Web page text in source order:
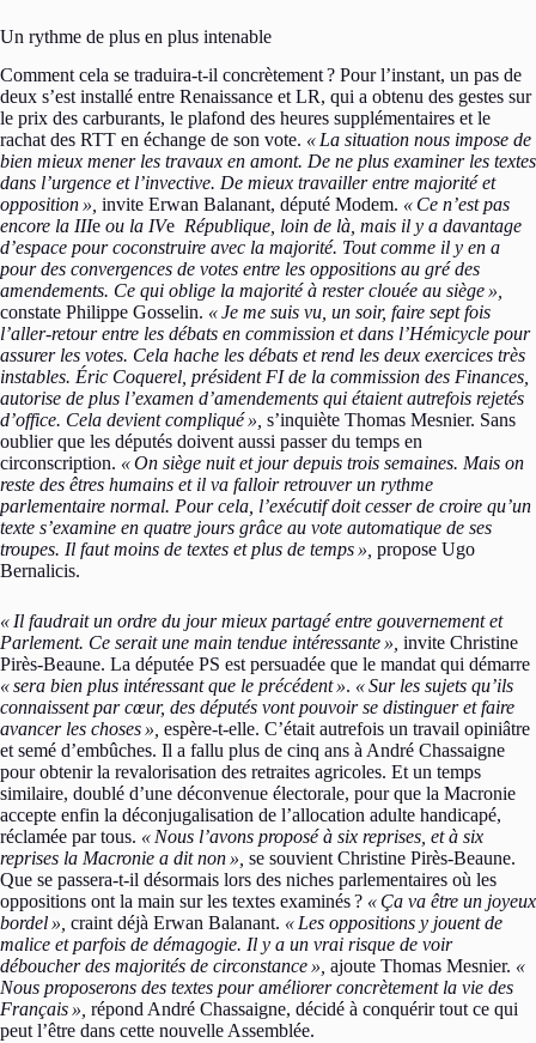
Un rythme de plus en plus intenable
Comment cela se traduira-t-il concrètement ? Pour l’instant, un pas de
deux s’est installé entre Renaissance et LR, qui a obtenu des gestes sur
le prix des carburants, le plafond des heures supplémentaires et le
rachat des RTT en échange de son vote. « La situation nous impose de
bien mieux mener les travaux en amont. De ne plus examiner les textes
dans l’urgence et l’invective. De mieux travailler entre majorité et
opposition », invite Erwan Balanant, député Modem. « Ce n’est pas
encore la IIIe ou la IVe République, loin de là, mais il y a davantage
d’espace pour coconstruire avec la majorité. Tout comme il y en a
pour des convergences de votes entre les oppositions au gré des
amendements. Ce qui oblige la majorité à rester clouée au siège »,
constate Philippe Gosselin. « Je me suis vu, un soir, faire sept fois
l’aller-retour entre les débats en commission et dans l’Hémicycle pour
assurer les votes. Cela hache les débats et rend les deux exercices très
instables. Éric Coquerel, président FI de la commission des Finances,
autorise de plus l’examen d’amendements qui étaient autrefois rejetés
d’office. Cela devient compliqué », s’inquiète Thomas Mesnier. Sans
oublier que les députés doivent aussi passer du temps en
circonscription. « On siège nuit et jour depuis trois semaines. Mais on
reste des êtres humains et il va falloir retrouver un rythme
parlementaire normal. Pour cela, l’exécutif doit cesser de croire qu’un
texte s’examine en quatre jours grâce au vote automatique de ses
troupes. Il faut moins de textes et plus de temps », propose Ugo
Bernalicis.
« Il faudrait un ordre du jour mieux partagé entre gouvernement et
Parlement. Ce serait une main tendue intéressante », invite Christine
Pirès-Beaune. La députée PS est persuadée que le mandat qui démarre
« sera bien plus intéressant que le précédent ». « Sur les sujets qu’ils
connaissent par cœur, des députés vont pouvoir se distinguer et faire
avancer les choses », espère-t-elle. C’était autrefois un travail opiniâtre
et semé d’embûches. Il a fallu plus de cinq ans à André Chassaigne
pour obtenir la revalorisation des retraites agricoles. Et un temps
similaire, doublé d’une déconvenue électorale, pour que la Macronie
accepte enfin la déconjugalisation de l’allocation adulte handicapé,
réclamée par tous. « Nous l’avons proposé à six reprises, et à six
reprises la Macronie a dit non », se souvient Christine Pirès-Beaune.
Que se passera-t-il désormais lors des niches parlementaires où les
oppositions ont la main sur les textes examinés ? « Ça va être un joyeux
bordel », craint déjà Erwan Balanant. « Les oppositions y jouent de
malice et parfois de démagogie. Il y a un vrai risque de voir
déboucher des majorités de circonstance », ajoute Thomas Mesnier. «
Nous proposerons des textes pour améliorer concrètement la vie des
Français », répond André Chassaigne, décidé à conquérir tout ce qui
peut l’être dans cette nouvelle Assemblée.